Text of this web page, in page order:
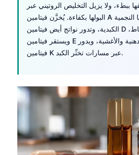
ببطء، ولا يزيل التخليص الروتيني عبر
البولها بكفاءة. يُخزَّن فيتامين A أساسًا في الخلايا النجمية
الكبدية، وتدور نواتج أيض فيتامين D مع بروتينات الارتباط،
ويستقر فيتامين E في البروتينات الدهنية والأغشية، ويدور
فيتامين K عبر مسارات تخثّر الكبد.